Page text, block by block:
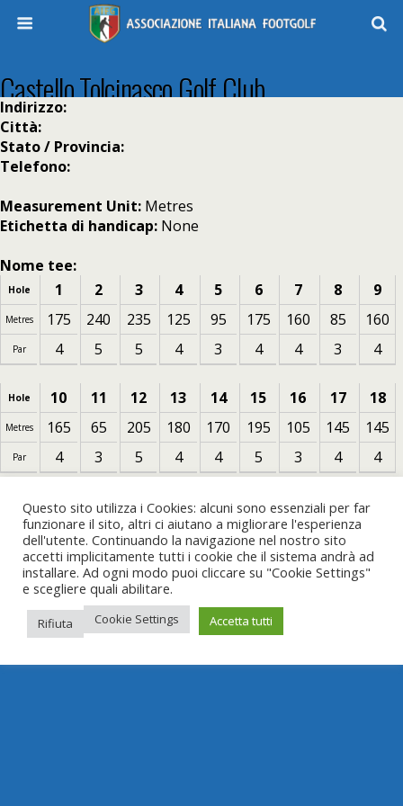
Castello Tolcinasco Golf Club
Indirizzo:
Città:
Stato / Provincia:
Telefono:
Measurement Unit: Metres
Etichetta di handicap: None
Nome tee:
Hole
Metres
Par
1
175
4
2
240
5
3
235
5
4
125
4
5
95
3
6
175
4
7
160
4
8
85
3
9
160
4
Hole
Metres
Par
10
165
4
11
65
3
12
205
5
13
180
4
14
170
4
15
195
5
16
105
3
17
145
4
18
145
4
#WeAreFootGolf
Questo sito utilizza i Cookies: alcuni sono essenziali per far
funzionare il sito, altri ci aiutano a migliorare l'esperienza
dell'utente. Continuando la navigazione nel nostro sito
accetti implicitamente tutti i cookie che il sistema andrà ad
installare. Ad ogni modo puoi cliccare su "Cookie Settings"
e scegliere quali abilitare.
Rifiuta Cookie Settings
Accetta tutti
Torna su